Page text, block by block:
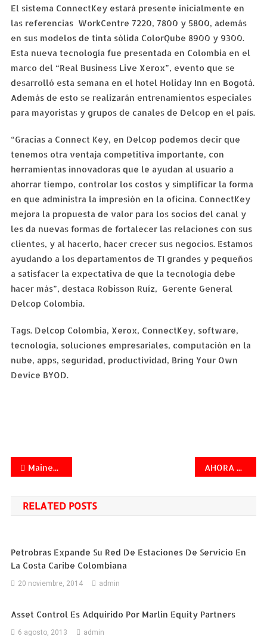
El sistema ConnectKey estará presente inicialmente en
las referencias WorkCentre 7220, 7800 y 5800, además
en sus modelos de tinta sólida ColorQube 8900 y 9300.
Esta nueva tecnología fue presentada en Colombia en el
marco del “Real Business Live Xerox”, evento que se
desarrolló esta semana en el hotel Holiday Inn en Bogotá.
Además de esto se realizarán entrenamientos especiales
para mayoristas y grupos de canales de Delcop en el país.
“Gracias a Connect Key, en Delcop podemos decir que
tenemos otra ventaja competitiva importante, con
herramientas innovadoras que le ayudan al usuario a
ahorrar tiempo, controlar los costos y simplificar la forma
en que administra la impresión en la oficina. ConnectKey
mejora la propuesta de valor para los socios del canal y
les da nuevas formas de fortalecer las relaciones con sus
clientes, y al hacerlo, hacer crecer sus negocios. Estamos
ayudando a los departamentos de TI grandes y pequeños
a satisfacer la expectativa de que la tecnología debe
hacer más”, destaca Robisson Ruíz, Gerente General
Delcop Colombia.
Tags. Delcop Colombia, Xerox, ConnectKey, software,
tecnología, soluciones empresariales, computación en la
nube, apps, seguridad, productividad, Bring Your Own
Device BYOD.
Navegación
de
entradas
MaineHealth Aims to Achieve American Society of Nuclear Cardiology (ASNC) Guidelines With UltraSPECT Technology AHORA COMPRAR VIRTUALMENTE EN COLOMBIA LOS PRODUCTOS DE GOOGLE GEO, ES UNA REALIDAD.
RELATED POSTS
Petrobras Expande Su Red De Estaciones De Servicio En
La Costa Caribe Colombiana
20 noviembre, 2014 admin
Asset Control Es Adquirido Por Marlin Equity Partners
6 agosto, 2013 admin